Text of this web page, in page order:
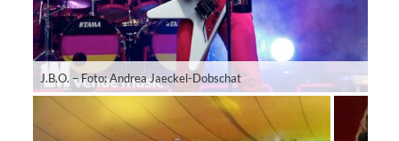
J.B.O. – Foto: Andrea Jaeckel-Dobschat